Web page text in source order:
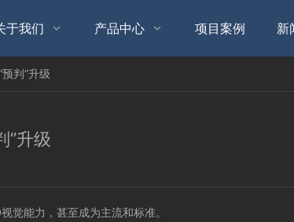
于我们  产品中心  项目案例 新
判”升级
”升级
觉能力，甚至成为主流和标准。